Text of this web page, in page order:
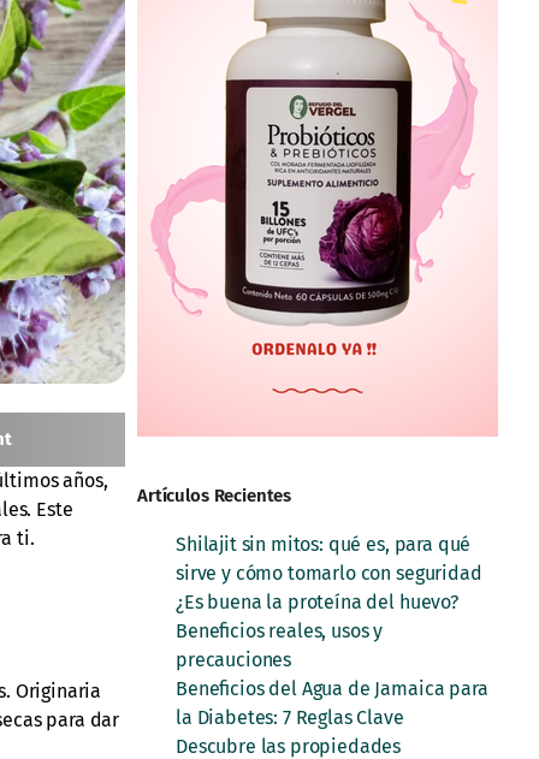
años,
Este
ti.
Originaria
para dar
Artículos Recientes
Shilajit sin mitos: qué es, para qué
sirve y cómo tomarlo con seguridad
¿Es buena la proteína del huevo?
Beneficios reales, usos y
precauciones
Beneficios del Agua de Jamaica para
la Diabetes: 7 Reglas Clave
Descubre las propiedades